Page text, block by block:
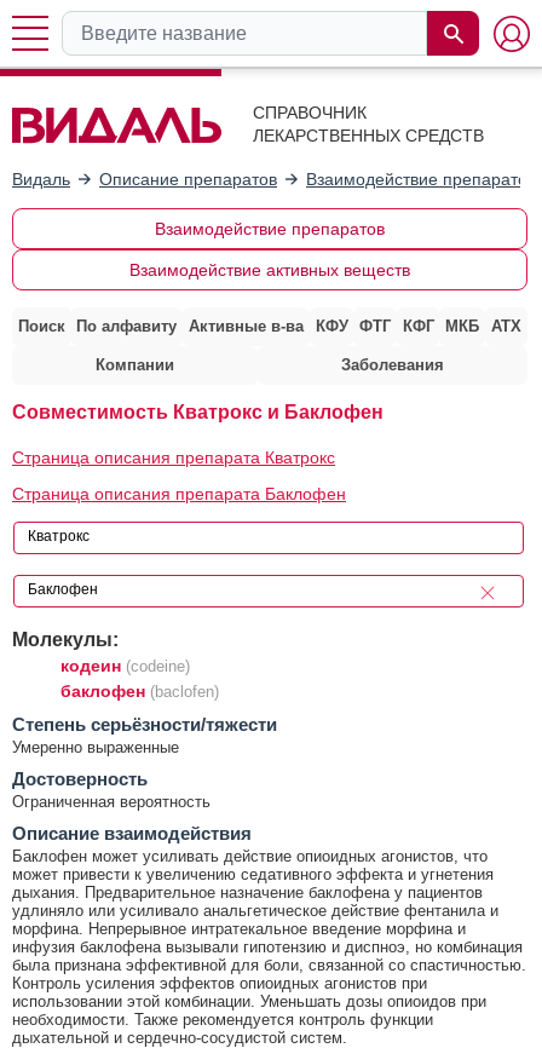
СПРАВОЧНИК
ЛЕКАРСТВЕННЫХ СРЕДСТВ
Видаль Описание препаратов Взаимодействие препаратов
Взаимодействие препаратов
Взаимодействие активных веществ
Поиск По алфавиту Активные в-ва КФУ ФТГ КФГ МКБ АТХ
Компании Заболевания
Совместимость Кватрокс и Баклофен
Страница описания препарата Кватрокс
Страница описания препарата Баклофен
Молекулы:
кодеин (codeine)
баклофен (baclofen)
Cтепень серьёзности/тяжести
Умеренно выраженные
Достоверность
Ограниченная вероятность
Описание взаимодействия
Баклофен может усиливать действие опиоидных агонистов, что
может привести к увеличению седативного эффекта и угнетения
дыхания. Предварительное назначение баклофена у пациентов
удлиняло или усиливало анальгетическое действие фентанила и
морфина. Непрерывное интратекальное введение морфина и
инфузия баклофена вызывали гипотензию и диспноэ, но комбинация
была признана эффективной для боли, связанной со спастичностью.
Контроль усиления эффектов опиоидных агонистов при
использовании этой комбинации. Уменьшать дозы опиоидов при
необходимости. Также рекомендуется контроль функции
дыхательной и сердечно-сосудистой систем.